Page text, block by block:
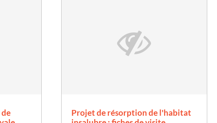
Projet de résorption de l'habitat